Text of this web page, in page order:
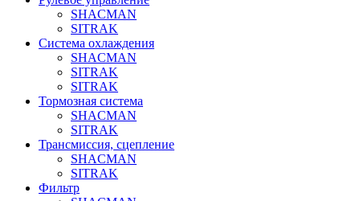
SHACMAN
SITRAK
Система охлаждения
SHACMAN
SITRAK
SITRAK
Тормозная система
SHACMAN
SITRAK
Трансмиссия, сцепление
SHACMAN
SITRAK
Фильтр